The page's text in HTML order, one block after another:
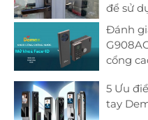
để sử
Đánh
cổng
5 Ưu
tay